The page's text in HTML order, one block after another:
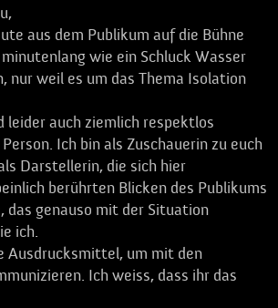
aus dem Publikum auf die Bühne
wie ein Schluck Wasser
nur weil es um das Thema Isolation
leider auch ziemlich respektlos
Ich bin als Zuschauerin zu euch
Darstellerin, die sich hier
berührten Blicken des Publikums
das genauso mit der Situation
ich.
Ausdrucksmittel, um mit den
Ich weiss, dass ihr das